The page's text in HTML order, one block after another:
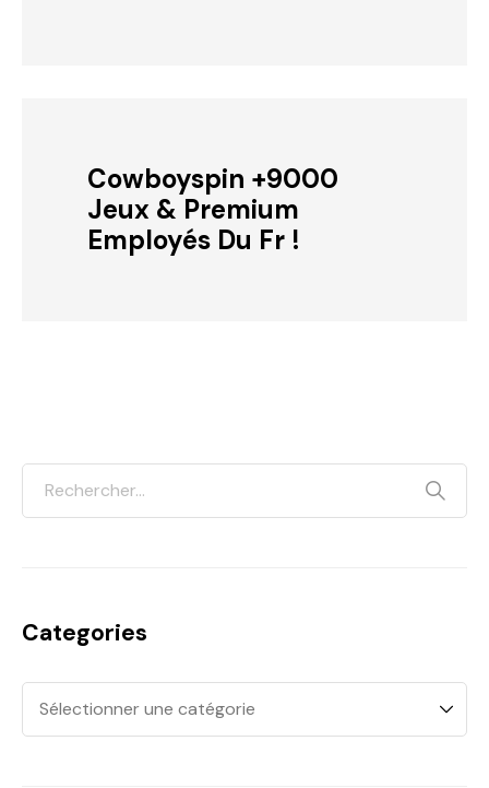
Cowboyspin +9000
Jeux & Premium
Employés Du Fr !
Categories